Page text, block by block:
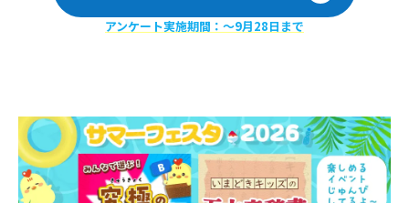
アンケート実施期間：〜9月28日まで